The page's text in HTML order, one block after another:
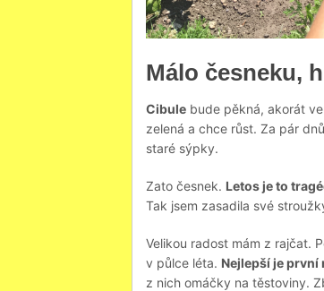
Málo česneku,
Cibule bude pěkná, akorát
zelená a chce růst. Za pár
staré sýpky.
Zato česnek. Letos je to
Tak jsem zasadila své
Velikou radost mám z rajčat.
v půlce léta. Nejlepší je první
z nich omáčky na těstoviny.